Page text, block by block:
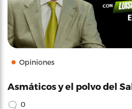
Opiniones
Asmáticos y el polvo del
0